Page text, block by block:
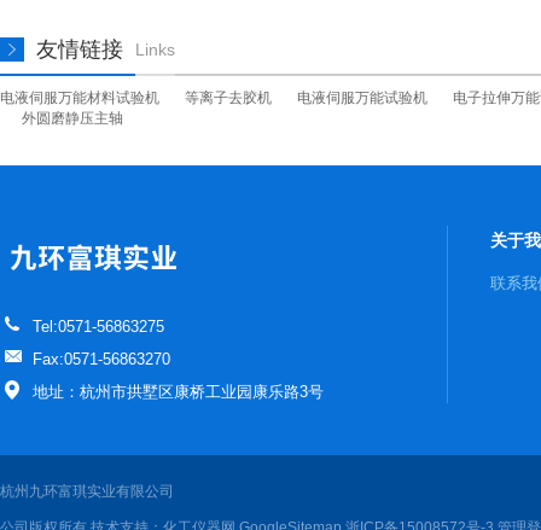
友情链接 Links
电液伺服万能材料试验机 等离子去胶机 电液伺服万能试验机
电子拉伸万
外圆磨静压主轴
Tel:0571-56863275
Fax:0571-56863270
地址：杭州市拱墅区康桥工业园康乐路3号
关于
联系我
杭州九环富琪实业有限公司